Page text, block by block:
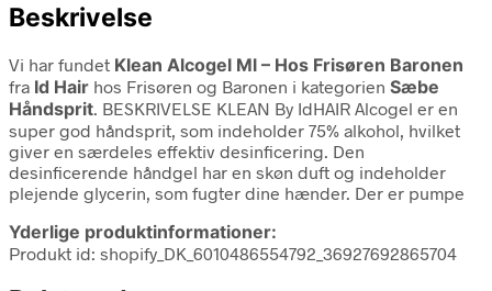
Beskrivelse
Vi har fundet Klean Alcogel Ml – Hos Frisøren Baronen
fra Id Hair hos Frisøren og Baronen i kategorien Sæbe
Håndsprit. BESKRIVELSE KLEAN By IdHAIR Alcogel er en
super god håndsprit, som indeholder 75% alkohol, hvilket
giver en særdeles effektiv desinficering. Den
desinficerende håndgel har en skøn duft og indeholder
plejende glycerin, som fugter dine hænder. Der er pumpe
Yderlige produktinformationer:
Produkt id: shopify_DK_6010486554792_36927692865704